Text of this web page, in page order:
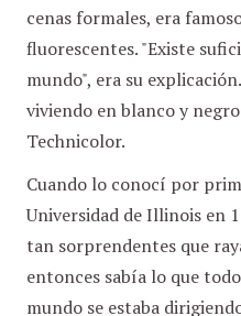
cenas formales, era
fluorescentes. "Existe
mundo", era su
viviendo en blanco y
Technicolor.
Cuando lo conocí por
Universidad de Illinois en
tan sorprendentes que
entonces sabía lo que
mundo se estaba